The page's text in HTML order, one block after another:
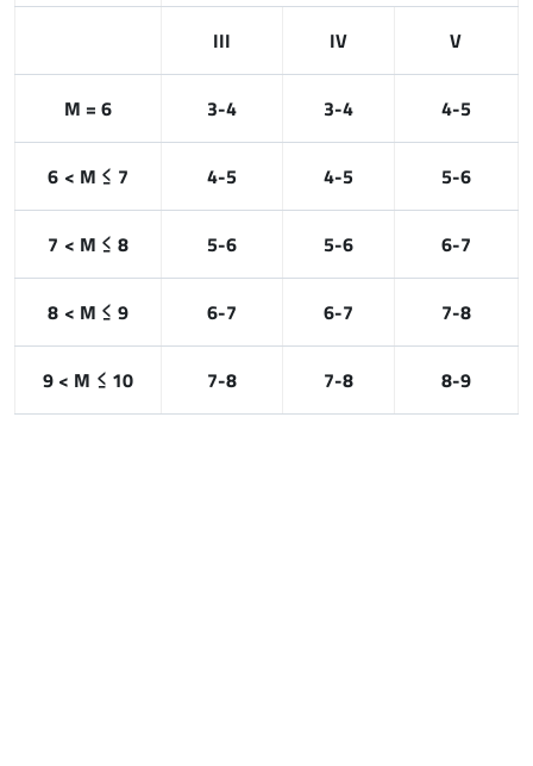
III IV V
M = 6 3-4 3-4 4-5
6 < M ≤ 7 4-5 4-5 5-6
7 < M ≤ 8 5-6 5-6 6-7
8 < M ≤ 9 6-7 6-7 7-8
9 < M ≤ 10 7-8 7-8 8-9